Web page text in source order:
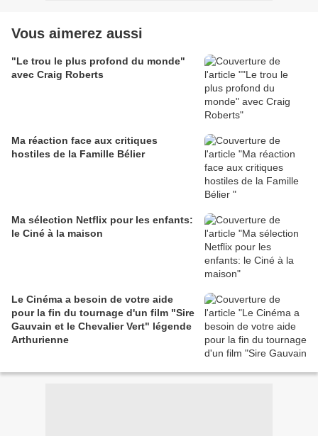
Vous aimerez aussi
"Le trou le plus profond du monde"
avec Craig Roberts
Ma réaction face aux critiques
hostiles de la Famille Bélier
Ma sélection Netflix pour les enfants:
le Ciné à la maison
Le Cinéma a besoin de votre aide
pour la fin du tournage d'un film "Sire
Gauvain et le Chevalier Vert" légende
Arthurienne